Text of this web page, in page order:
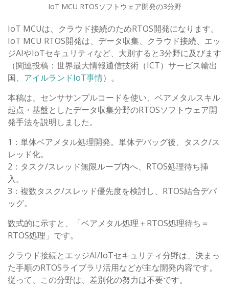
IoT MCU RTOSソフトウェア開発の3分野
IoT MCUは、クラウド接続のためRTOS開発になります。
IoT MCU RTOS開発は、データ収集、クラウド接続、エッ
ジAIやIoTセキュリティなど、大別すると3分野に及びます
（関連投稿：世界最大情報通信技術（ICT）サービス輸出
国、 アイルランドIoT事情）。
本稿は、センササンプルコードを使い、ベアメタルスキル
起点・基盤としたデータ収集分野のRTOSソフトウェア開
発手法を説明しました。
1：単体ベアメタル処理開発。単体デバッグ後、タスク/ス
レッド化。
2：タスク/スレッド無限ループ内へ、RTOS処理待ち挿
入。
3：複数タスク/スレッド優先度を検討し、RTOS結合デバ
ッグ。
数式的に示すと、「ベアメタル処理＋RTOS処理待ち＝
RTOS処理」です。
クラウド接続とエッジAI/IoTセキュリティ分野は、決まっ
た手順のRTOSライブラリ活用などが主な開発内容です。
従って、この分野は、差別化の努力は不要です。